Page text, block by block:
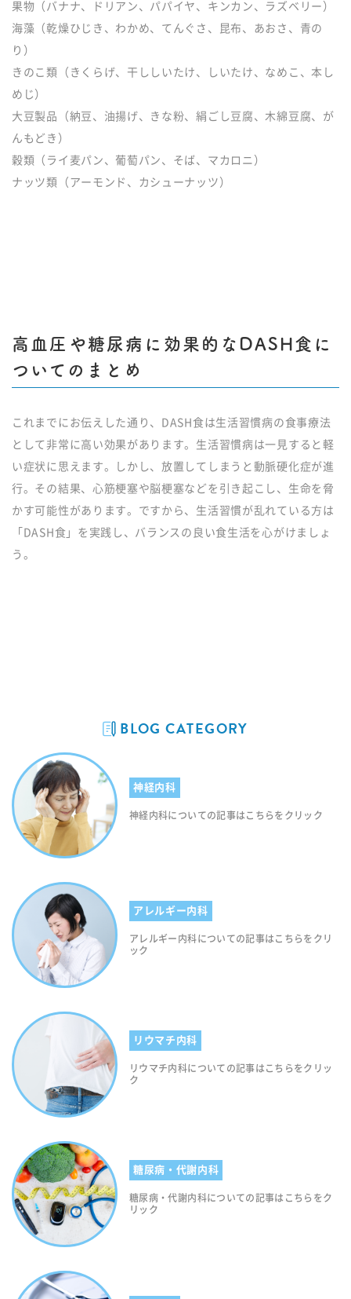
果物（バナナ、ドリアン、パパイヤ、キンカン、ラズベリー）
海藻（乾燥ひじき、わかめ、てんぐさ、昆布、あおさ、青の
り）
きのこ類（きくらげ、干ししいたけ、しいたけ、なめこ、本し
めじ）
大豆製品（納豆、油揚げ、きな粉、絹ごし豆腐、木綿豆腐、が
んもどき）
穀類（ライ麦パン、葡萄パン、そば、マカロニ）
ナッツ類（アーモンド、カシューナッツ）
高血圧や糖尿病に効果的なDASH食に
ついてのまとめ
これまでにお伝えした通り、DASH食は生活習慣病の食事療法
として非常に高い効果があります。生活習慣病は一見すると軽
い症状に思えます。しかし、放置してしまうと動脈硬化症が進
行。その結果、心筋梗塞や脳梗塞などを引き起こし、生命を脅
かす可能性があります。ですから、生活習慣が乱れている方は
「DASH食」を実践し、バランスの良い食生活を心がけましょ
う。
BLOG CATEGORY
神経内科
神経内科についての記事はこちらをクリック
アレルギー内科
アレルギー内科についての記事はこちらをクリ
ック
リウマチ内科
リウマチ内科についての記事はこちらをクリッ
ク
糖尿病・代謝内科
糖尿病・代謝内科についての記事はこちらをク
リック